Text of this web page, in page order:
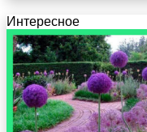
Интересное